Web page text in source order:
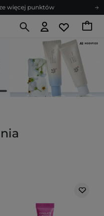
pełen porad
zamówienia do 24h.
więcej punktów
pełen porad